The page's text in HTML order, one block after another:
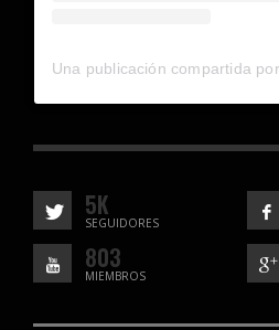
5K
SEGUIDORES
803
MIEMBROS